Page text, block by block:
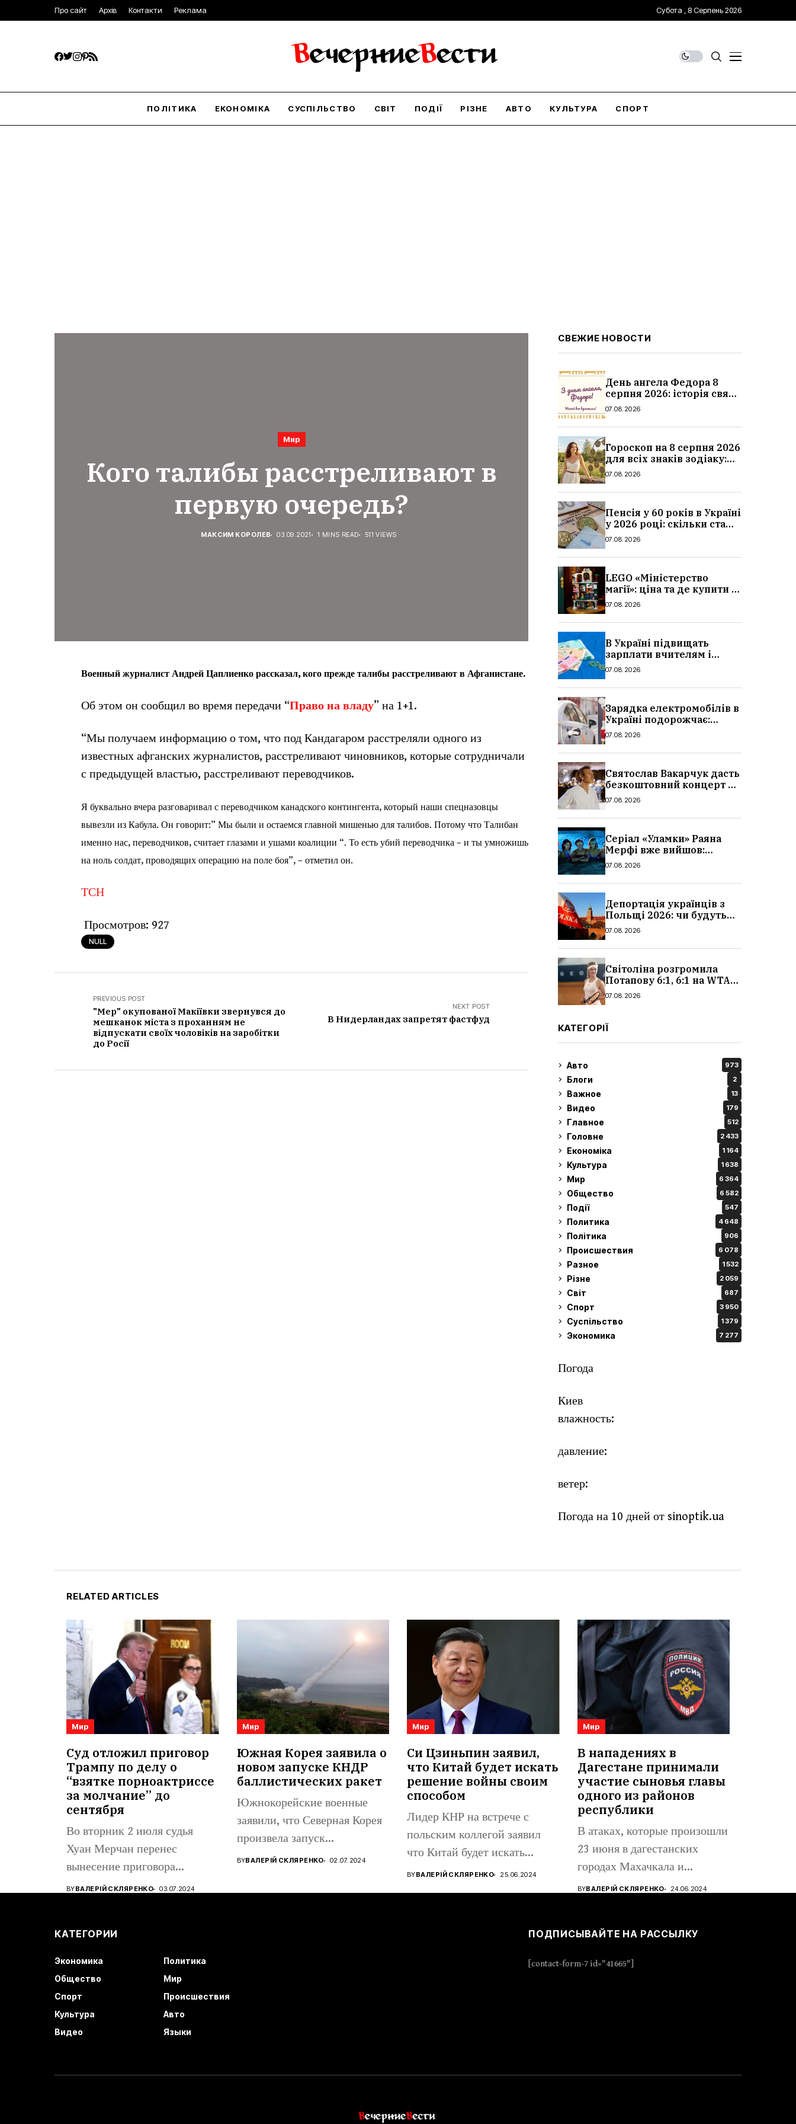
Про сайт Архів Контакти Реклама Субота , 8 Серпень 2026
ПОЛІТИКА ЕКОНОМІКА СУСПІЛЬСТВО СВІТ ПОДІЇ РІЗНЕ АВТО КУЛЬТУРА СПОРТ
Мир
Кого талибы расстреливают в
первую очередь?
МАКСИМ КОРОЛЕВ 03.09.2021 1 MINS READ 511 VIEWS
Военный журналист Андрей Цаплиенко рассказал, кого прежде талибы расстреливают в Афганистане.
Об этом он сообщил во время передачи “Право на владу” на 1+1.
“Мы получаем информацию о том, что под Кандагаром расстреляли одного из
известных афганских журналистов, расстреливают чиновников, которые сотрудничали
с предыдущей властью, расстреливают переводчиков.
Я буквально вчера разговаривал с переводчиком канадского контингента, который наши спецназовцы
вывезли из Кабула. Он говорит:” Мы были и остаемся главной мишенью для талибов. Потому что Талибан
именно нас, переводчиков, считает глазами и ушами коалиции “. То есть убий переводчика – и ты умножишь
на ноль солдат, проводящих операцию на поле боя”, – отметил он.
ТСН
Просмотров: 927
NULL
PREVIOUS POST
"Мер" окупованої Макіївки звернувся до
мешканок міста з проханням не
відпускати своїх чоловіків на заробітки
до Росії
NEXT POST
В Нидерландах запретят фастфуд
СВЕЖИЕ НОВОСТИ
День ангела Федора 8
серпня 2026: історія свята,
значення імені,
прозі
07.08.2026
Гороскоп на 8 серпня 2026
для всіх знаків зодіаку:
кохання, гроші та справи
07.08.2026
Пенсія у 60 років в Україні
у 2026 році: скільки стажу
потрібно, умови, кому
07.08.2026
LEGO «Міністерство
магії»: ціна та де купити в
Україні
07.08.2026
В Україні підвищать
зарплати вчителям і
стипендії студентам з 1
суми, розмір
07.08.2026
Зарядка електромобілів в
Україні подорожчає:
причина і нові ціни з
07.08.2026
Святослав Вакарчук дасть
безкоштовний концерт у
Львові: дата і місце
07.08.2026
Серіал «Уламки» Раяна
Мерфі вже вийшов:
сюжет, актори та всі
07.08.2026
Депортація українців з
Польщі 2026: чи будуть
висилати українських
07.08.2026
Світоліна розгромила
Потапову 6:1, 6:1 на WTA
1000 у Торонто
07.08.2026
КАТЕГОРІЇ
Авто 973
Блоги 2
Важное 13
Видео 179
Главное 512
Головне 2 433
Економіка 1 164
Культура 1 638
Мир 6 364
Общество 6 582
Події 547
Политика 4 648
Політика 906
Происшествия 6 078
Разное 1 532
Різне 2 059
Світ 687
Спорт 3 950
Суспільство 1 379
Экономика 7 277
Погода
Киев
влажность:
давление:
ветер:
Погода на 10 дней от sinoptik.ua
RELATED ARTICLES
Мир
Суд отложил приговор
Трампу по делу о
“взятке порноактриссе
за молчание” до
сентября
Во вторник 2 июля судья
Хуан Мерчан перенес
вынесение приговора
кандидату в...
BYВАЛЕРІЙ СКЛЯРЕНКО 03.07.2024
Мир
Южная Корея заявила о
новом запуске КНДР
баллистических ракет
Южнокорейские военные
заявили, что Северная Корея
произвела запуск
баллистической ракеты в
BYВАЛЕРІЙ СКЛЯРЕНКО 02.07.2024
Мир
Си Цзиньпин заявил,
что Китай будет искать
решение войны своим
способом
Лидер КНР на встрече с
польским коллегой заявил
что Китай будет искать...
BYВАЛЕРІЙ СКЛЯРЕНКО 25.06.2024
Мир
В нападениях в
Дагестане принимали
участие сыновья главы
одного из районов
республики
В атаках, которые произошли
23 июня в дагестанских
городах Махачкала и
Дербент,...
BYВАЛЕРІЙ СКЛЯРЕНКО 24.06.2024
КАТЕГОРИИ
Экономика
Политика
Общество
Мир
Спорт
Происшествия
Культура
Авто
Видео
Языки
ПОДПИСЫВАЙТЕ НА РАССЫЛКУ
[contact-form-7 id="41665"]